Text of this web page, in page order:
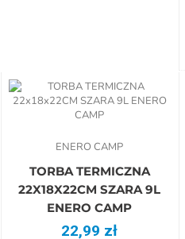
ENERO CAMP
TORBA TERMICZNA
22X18X22CM SZARA 9L
ENERO CAMP
22,99 zł